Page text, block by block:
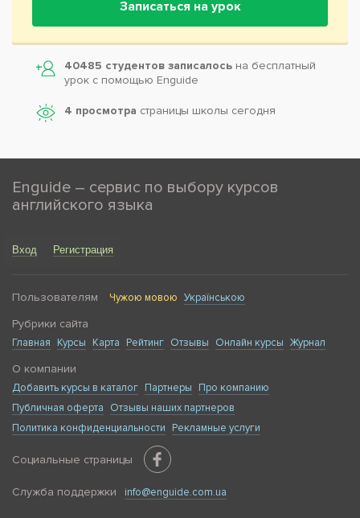
Записаться на урок
40485 студентов записалось на бесплатный
урок с помощью Enguide
4 просмотра страницы школы сегодня
Enguide – сервис по выбору курсов
английского языка
Вход Регистрация
Пользователям Чужою мовою Українською
Рубрики сайта
Главная Курсы Карта Рейтинг Отзывы Онлайн курсы Журнал
О компании
Добавить курсы в каталог Партнеры
Про компанию
Публичная оферта
Отзывы наших партнеров
Политика конфиденциальности
Рекламные услуги
Социальные страницы
Служба поддержки info@enguide.com.ua